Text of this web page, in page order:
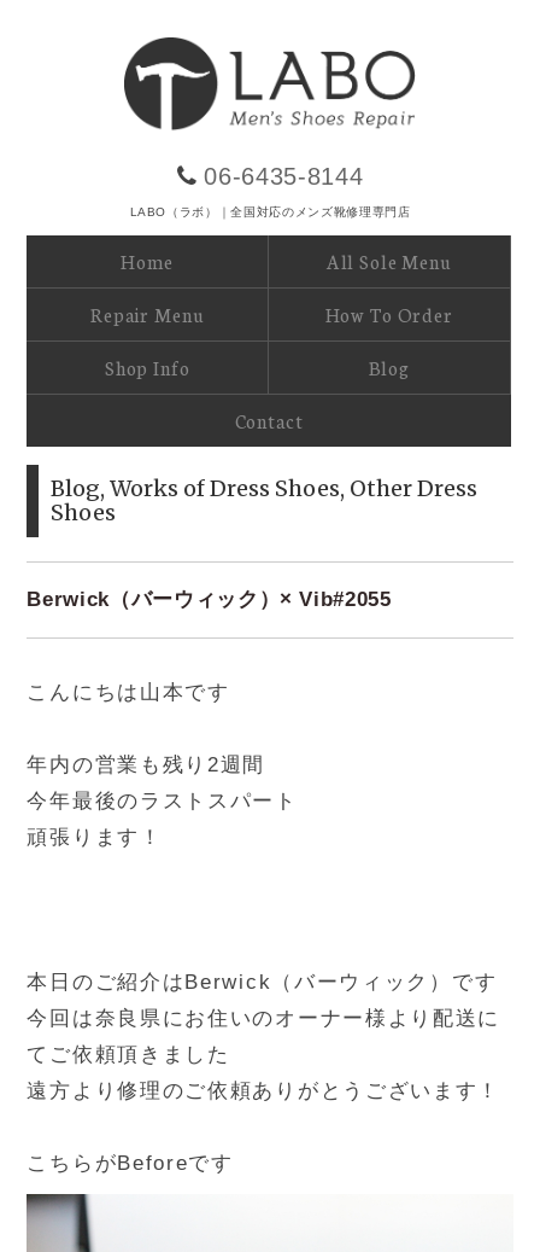
06-6435-8144
LABO（ラボ）｜全国対応のメンズ靴修理専門店
Home All Sole Menu
Repair Menu How To Order
Shop Info Blog
Contact
Blog,Works of Dress Shoes, Other Dress
Shoes
Berwick（バーウィック）× Vib#2055
こんにちは山本です
年内の営業も残り2週間
今年最後のラストスパート
頑張ります！
本日のご紹介はBerwick（バーウィック）です
今回は奈良県にお住いのオーナー様より配送に
てご依頼頂きました
遠方より修理のご依頼ありがとうございます！
こちらがBeforeです